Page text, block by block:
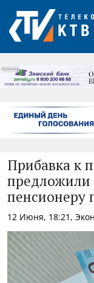
РЕКЛАМА
Прибавка к
предложили
пенсионеру
12 Июня, 18:21,